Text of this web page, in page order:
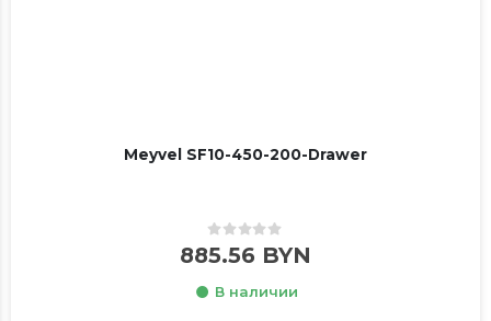
Meyvel SF10-450-200-Drawer
0out of 5
885.56 BYN
В наличии